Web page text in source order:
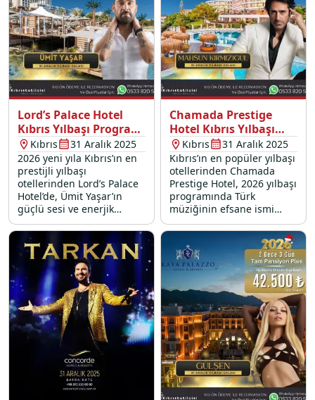
Lord’s Palace Hotel
Kıbrıs Yılbaşı Programı
2026Kıbrıs
31 Aralık 2025
2026 yeni yıla Kıbrıs’ın en
prestijli yılbaşı
otellerinden Lord’s Palace
Hotel’de, Ümit Yaşar’ın
güçlü sesi ve enerjik
sahnesiyle “merhaba”
deyin!
Chamada Prestige
Hotel Kıbrıs Yılbaşı
Programı 2026
Kıbrıs
31 Aralık 2025
Kıbrıs’ın en popüler yılbaşı
otellerinden Chamada
Prestige Hotel, 2026 yılbaşı
programında Türk
müziğinin efsane ismi
Mahsun Kırmızıgül yılbaşı
konseri ile eğlenceyi
doruğa çıkarıyor.